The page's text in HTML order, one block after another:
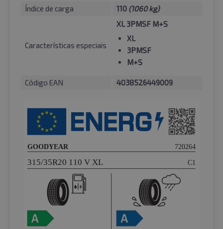
Índice de carga
110 (1060 kg)
Características especiais
XL 3PMSF M+S
XL
3PMSF
M+S
Código EAN 4038526449009